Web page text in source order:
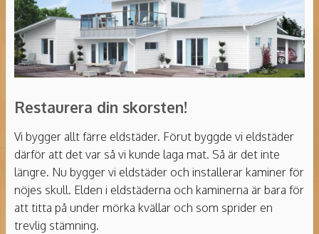
Restaurera din skorsten!
Vi bygger allt färre eldstäder. Förut byggde vi eldstäder
därför att det var så vi kunde laga mat. Så är det inte
längre. Nu bygger vi eldstäder och installerar kaminer för
nöjes skull. Elden i eldstäderna och kaminerna är bara för
att titta på under mörka kvällar och som sprider en
trevlig stämning.